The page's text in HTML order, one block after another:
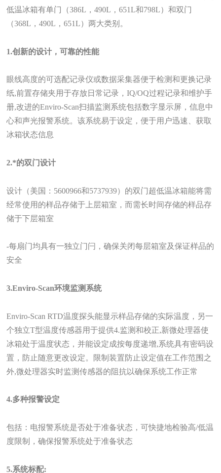
低温冰箱有单门（386L ，490L ，651L和798L）和双门
（368L ，490L ，651L）两大类别。
1.创新的设计，可靠的性能
眼线高度的可选配记录仪或数据采集器便于检测和更换记录
纸,前置存储夹用于存放日常记录，IQ/OQ过程记录和维护手
册,改进的Enviro-Scan扫描监测系统包括数字显示屏，信息中
心和声光报警系统。该系统易于设定，便于用户迅速、获取
冰箱状态信息
2.*的双门设计
设计（美国： 5600966和5737939）的双门超低温冰箱能将需
经常使用的样品存储于上层箱室，而需长时间存储的样品存
储于下层箱室
-每扇门均具有一独立门闩，确保关闭每层箱室及保证样品的
安全
3.Enviro-Scan环境监测系统
Enviro-Scan RTD温度探头能显示样品存储的实际温度，另一
个独立T型温度传感器用于提供4.监测和校正,新微处理器使
冰箱处于温度状态，并能设定成按每度递增,系统具有密码设
置，防止随意更改设定。限制装置防止设定值在工作范围之
外,微处理器实时监测传感器的阻抗以确保系统工作正常
4.多种报警设定
包括：电报警系统是否处于准备状态，可快捷地检验高/低温
度限制，确保报警系统处于准备状态
5.系统标配: